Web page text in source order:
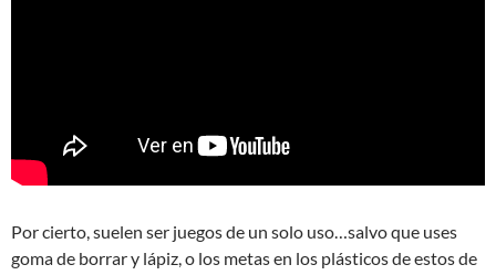
Por cierto, suelen ser juegos de un solo uso…salvo que uses
goma de borrar y lápiz, o los metas en los plásticos de estos de